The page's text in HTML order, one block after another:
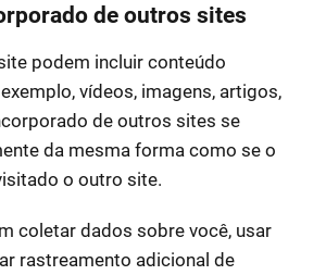
de outros sites
podem incluir conteúdo
vídeos, imagens, artigos,
de outros sites se
da mesma forma como se o
o outro site.
coletar dados sobre você, usar
rastreamento adicional de